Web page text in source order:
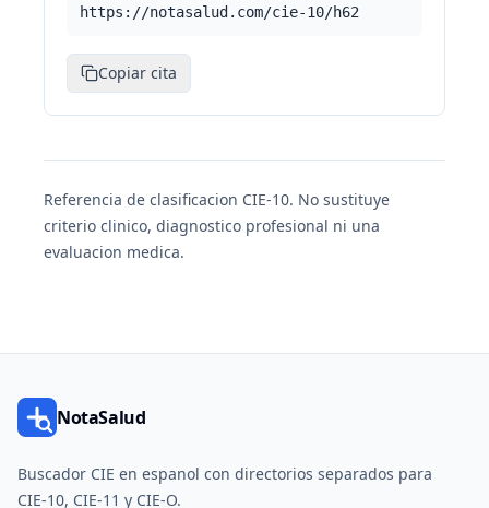
https://notasalud.com/cie-10/h62
Copiar cita
Referencia de clasificacion CIE-10. No sustituye
criterio clinico, diagnostico profesional ni una
evaluacion medica.
NotaSalud
Buscador CIE en espanol con directorios separados para
CIE-10, CIE-11 y CIE-O.